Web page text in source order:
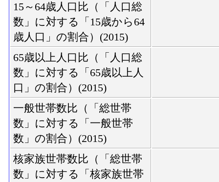
15～64歳人口比（「人口総
数」に対する「15歳から64
歳人口」の割合）(2015)
65歳以上人口比（「人口総
数」に対する「65歳以上人
口」の割合）(2015)
一般世帯数比（「総世帯
数」に対する「一般世帯
数」の割合）(2015)
核家族世帯数比（「総世帯
数」に対する「核家族世帯